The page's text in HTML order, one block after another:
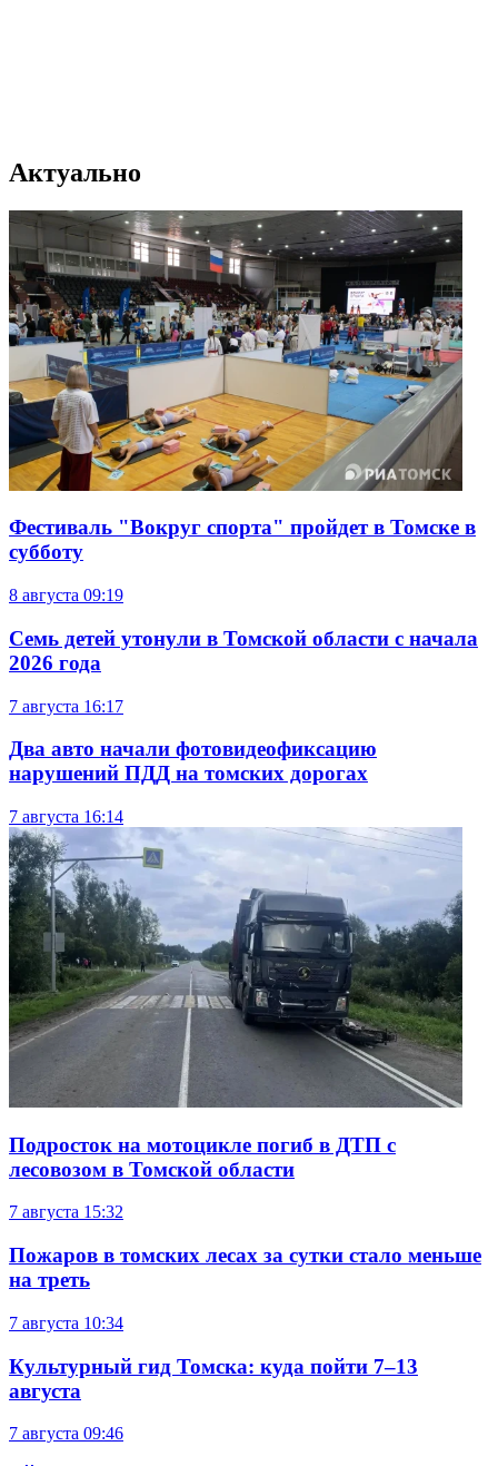
Актуально
Фестиваль "Вокруг спорта" пройдет в Томске в
субботу
8 августа 09:19
Семь детей утонули в Томской области с начала
2026 года
7 августа 16:17
Два авто начали фотовидеофиксацию
нарушений ПДД на томских дорогах
7 августа 16:14
Подросток на мотоцикле погиб в ДТП с
лесовозом в Томской области
7 августа 15:32
Пожаров в томских лесах за сутки стало меньше
на треть
7 августа 10:34
Культурный гид Томска: куда пойти 7–13
августа
7 августа 09:46